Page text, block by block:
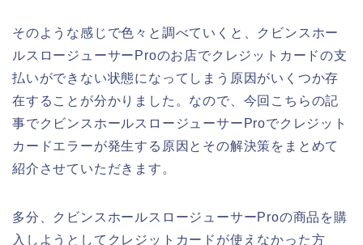
そのような感じで色々と調べていくと、クビンスホー
ルスロージューサーProのお店でクレジットカードの支
払いができない状態になってしまう原因がいくつか存
在することが分かりました。なので、今回こちらの記
事でクビンスホールスロージューサーProでクレジット
カードエラーが発生する原因とその解決策をまとめて
紹介させていただきます。
多分、クビンスホールスロージューサーProの商品を購
入しようとしてクレジットカードが使えなかった方